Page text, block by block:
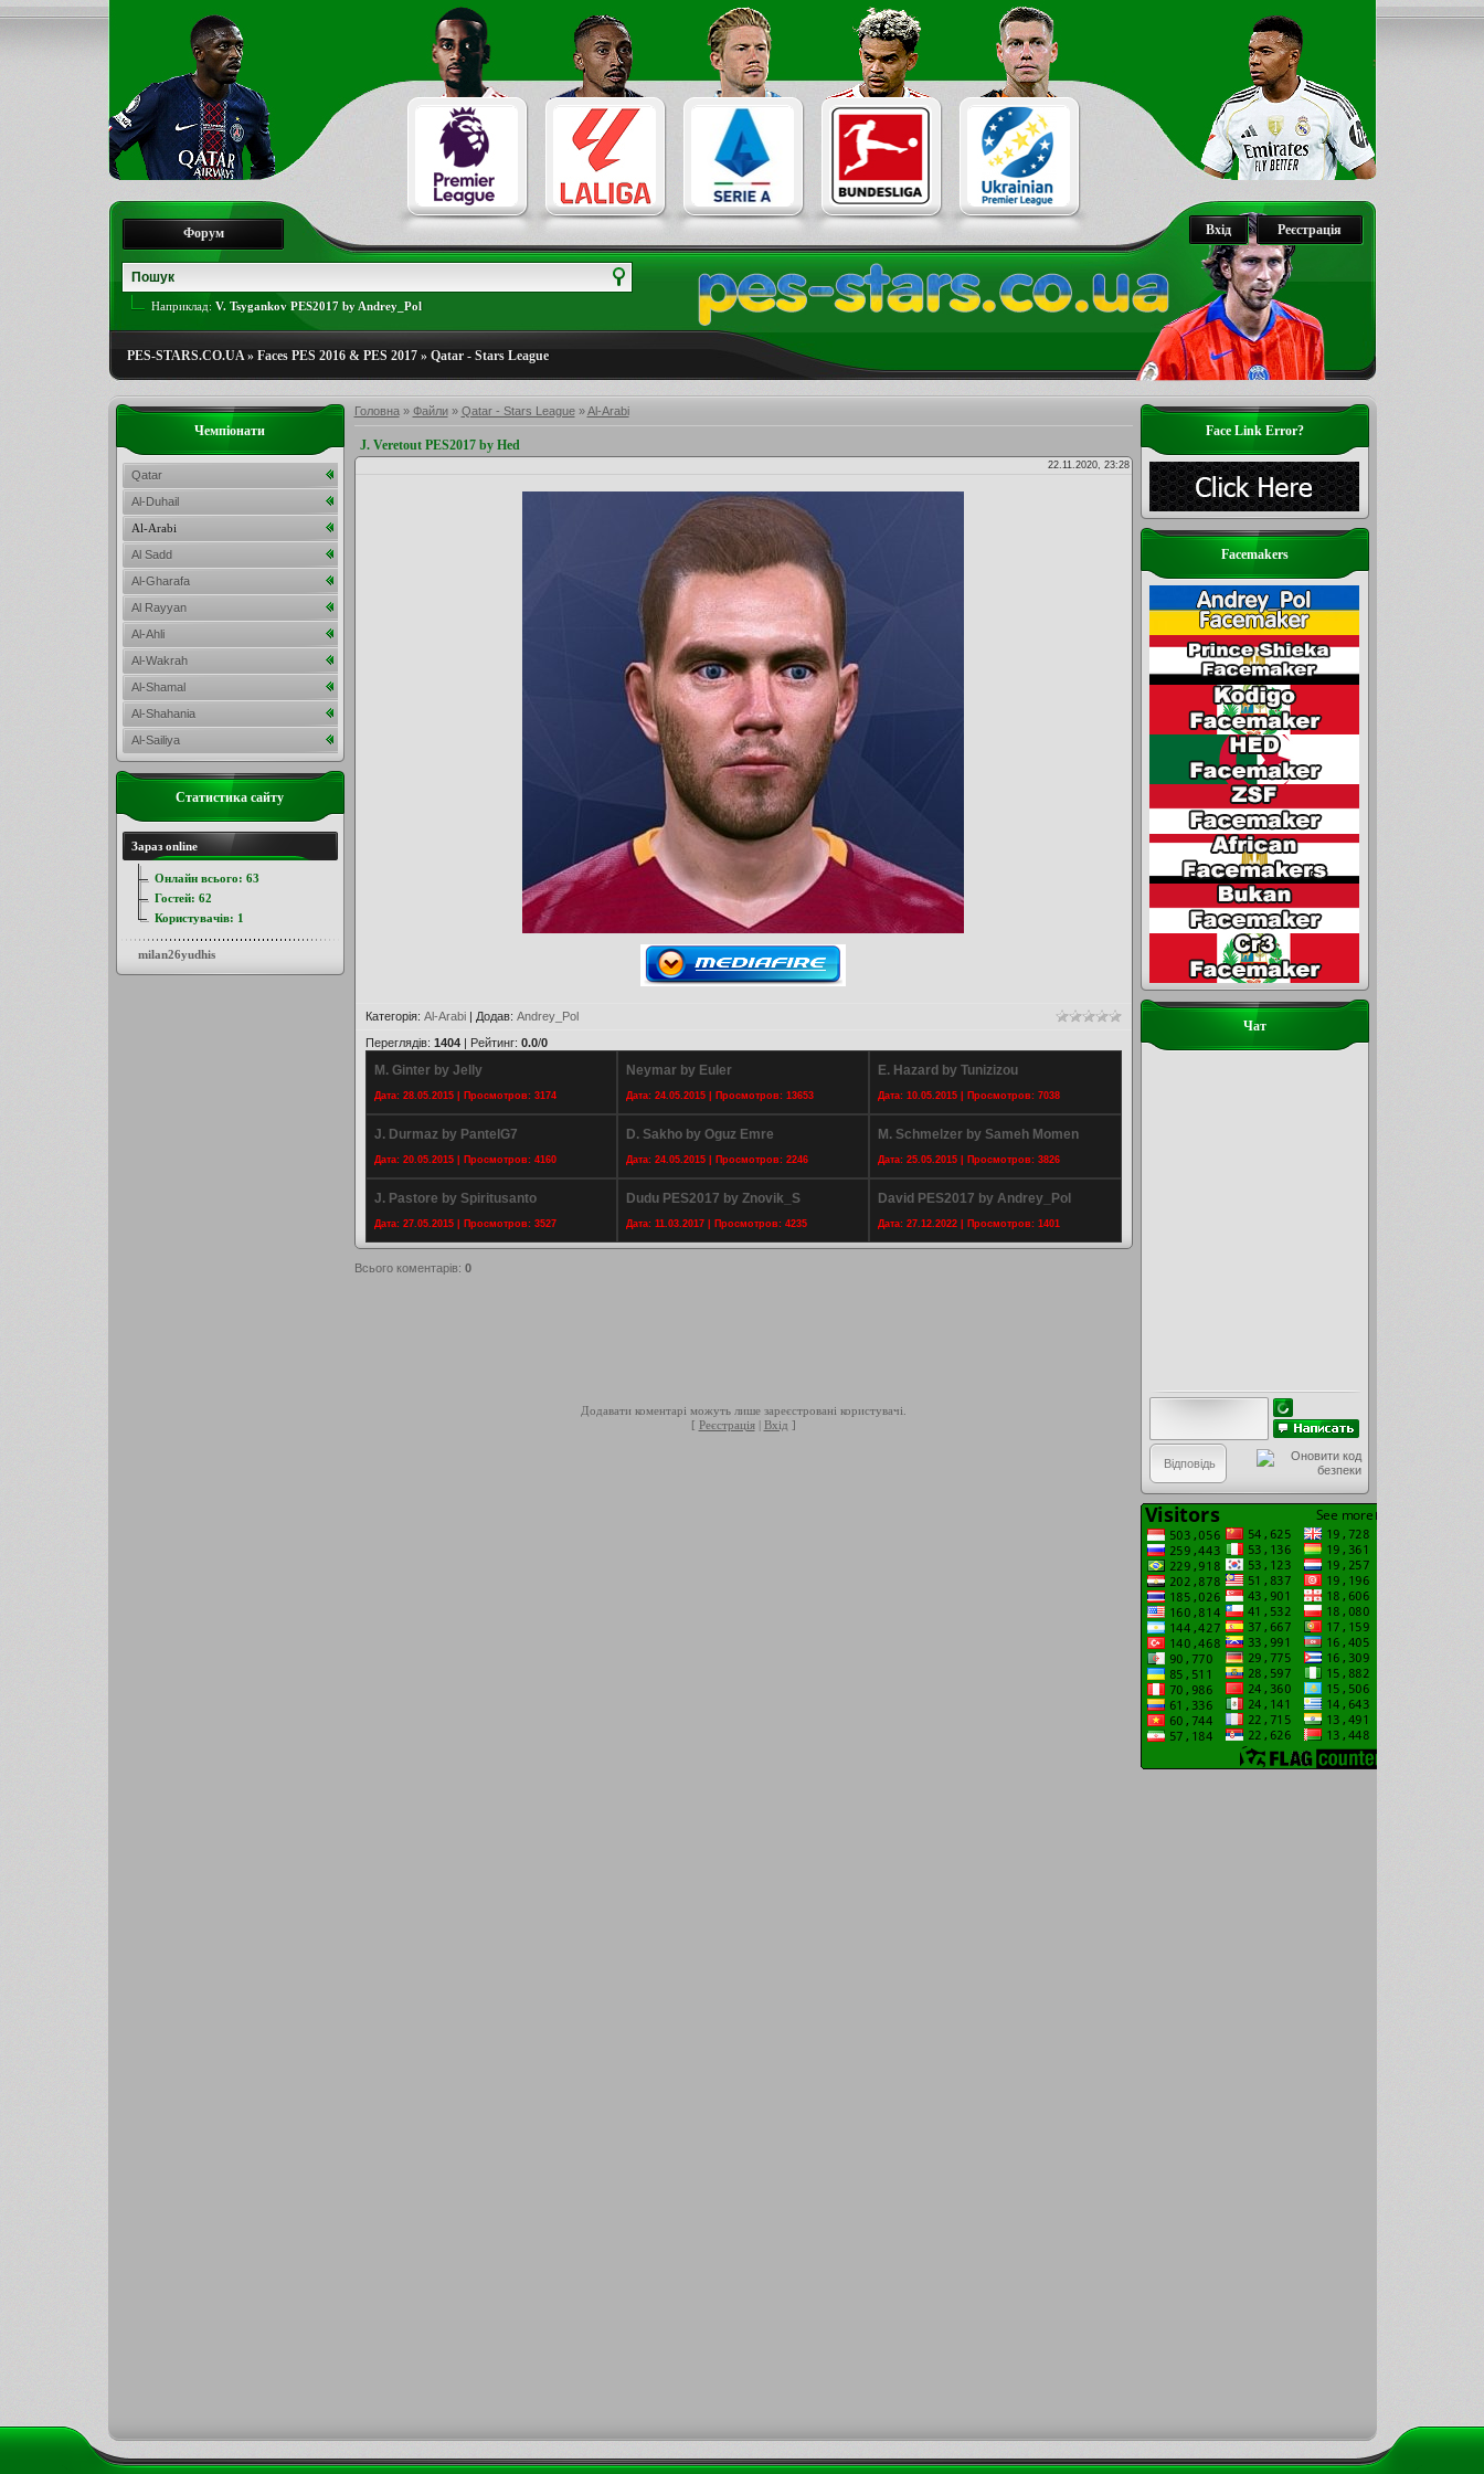
Реєстрація
Вхід
Форум
Наприклад: V. Tsygankov PES2017 by Andrey_Pol
PES-STARS.CO.UA» Faces PES 2016 & PES 2017» Qatar - Stars League
Головна» Файли» Qatar - Stars League»Al-Arabi
J. Veretout PES2017 by Hed
22.11.2020, 23:28
Категорія: Al-Arabi| Додав: Andrey_Pol
Переглядів: 1404| Рейтинг: 0.0/0
M. Ginter by Jelly
Дата: 28.05.2015 | Просмотров: 3174
Neymar by Euler
Дата: 24.05.2015 | Просмотров: 13653
E. Hazard by Tunizizou
Дата: 10.05.2015 | Просмотров: 7038
J. Durmaz by PantelG7
Дата: 20.05.2015 | Просмотров: 4160
D. Sakho by Oguz Emre
Дата: 24.05.2015 | Просмотров: 2246
M. Schmelzer by Sameh Momen
Дата: 25.05.2015 | Просмотров: 3826
J. Pastore by Spiritusanto
Дата: 27.05.2015 | Просмотров: 3527
Dudu PES2017 by Znovik_S
Дата: 11.03.2017 | Просмотров: 4235
David PES2017 by Andrey_Pol
Дата: 27.12.2022 | Просмотров: 1401
Всього коментарів: 0
Додавати коментарі можуть лише зареєстровані користувачі.
[ Реєстрація| Вхід ]
Face Link Error?
Facemakers
Чат
Чемпіонати
Qatar
Al-Duhail
Al-Arabi
Al Sadd
Al-Gharafa
Al Rayyan
Al-Ahli
Al-Wakrah
Al-Shamal
Al-Shahania
Al-Sailiya
Статистика сайту
Зараз online
Онлайн всього: 63
Гостей: 62
Користувачів: 1
milan26yudhis